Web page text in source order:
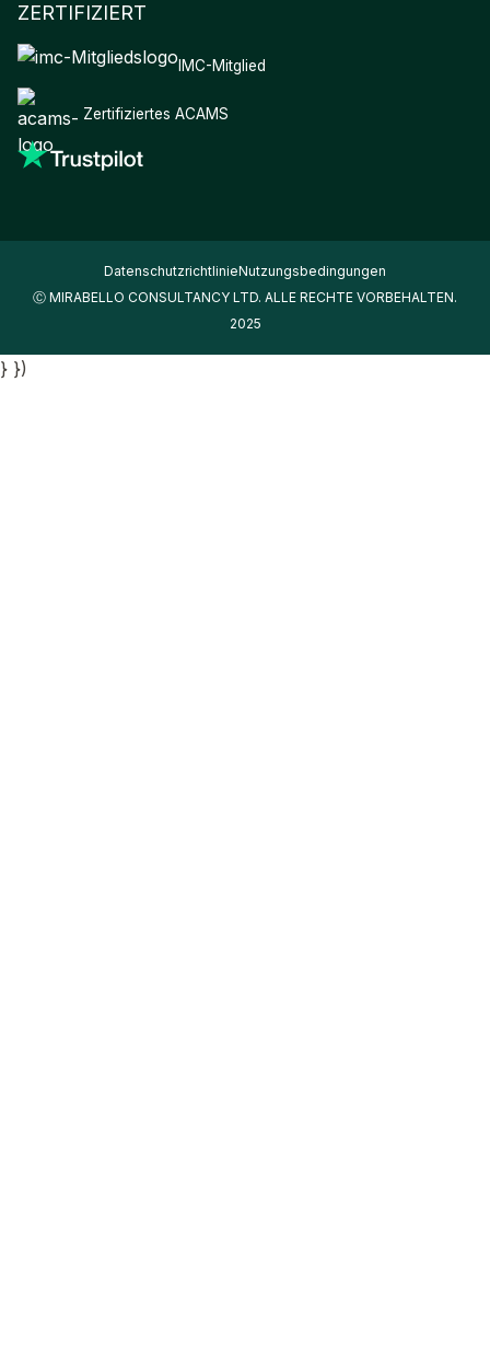
ZERTIFIZIERT
IMC-Mitglied
Zertifiziertes ACAMS
DatenschutzrichtlinieNutzungsbedingungen
Ⓒ MIRABELLO CONSULTANCY LTD. ALLE RECHTE VORBEHALTEN.
2025
} })